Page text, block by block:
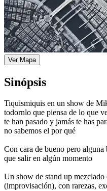
Ver Mapa
Sinópsis
Tiquismiquis en un show de
todornlo que piensa de lo que
te han pasado y jamás te has
no sabemos el por qué
Con cara de bueno pero
que salir en algún momento
Un show de stand up
(improvisación), con rarezas,